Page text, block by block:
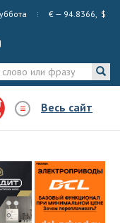
€ — 94.8366, $
Весь сайт